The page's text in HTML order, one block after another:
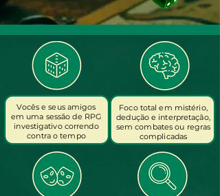
Vocês e seus amigos
em uma sessão de RPG
investigativo correndo
contra o tempo
Foco total em mistério,
dedução e interpretação,
sem combates ou regras
complicadas